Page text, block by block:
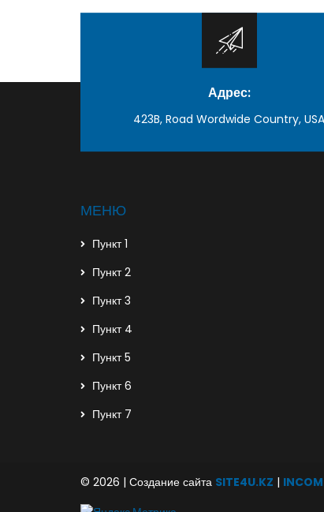
Адрес:
423B, Road Wordwide Country, USA
МЕНЮ
Пункт 1
Пункт 2
Пункт 3
Пункт 4
Пункт 5
Пункт 6
Пункт 7
© 2026 | Создание сайта SITE4U.KZ |